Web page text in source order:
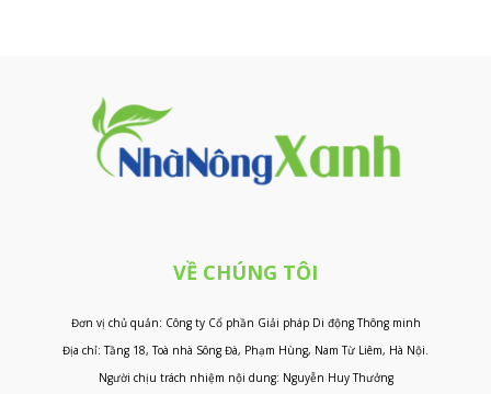
VỀ CHÚNG TÔI
Đơn vị chủ quản: Công ty Cổ phần Giải pháp Di động Thông minh
Địa chỉ: Tầng 18, Toà nhà Sông Đà, Phạm Hùng, Nam Từ Liêm, Hà Nội.
Người chịu trách nhiệm nội dung: Nguyễn Huy Thưởng